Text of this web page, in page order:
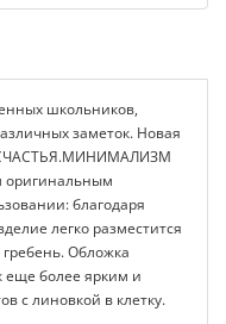
школьников,
заметок. Новая
СЧАСТЬЯ.МИНИМАЛИЗМ
оригинальным
благодаря
легко разместится
Обложка
еще более ярким и
с линовкой в клетку.